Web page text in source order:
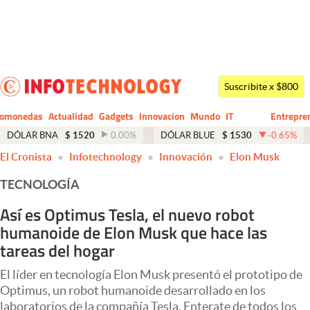
Dólar
Economía y Política
Finanzas y Mercados
Mercados Online
Negocios
Columnistas
Apertura
Suscribite x $800
Actualidad Gadgets Innovacion Mundo
CIO
IT
Business
DÓLAR BNA $ 1520 0.00% DÓLAR BLUE $ 1530 -0.65%
El Cronista Infotechnology Innovación Elon Musk
TECNOLOGÍA
Así es Optimus Tesla, el nuevo robot
humanoide de Elon Musk que hace las
tareas del hogar
El líder en tecnología Elon Musk presentó el prototipo de
Optimus, un robot humanoide desarrollado en los
laboratorios de la compañía Tesla. Enterate de todos los